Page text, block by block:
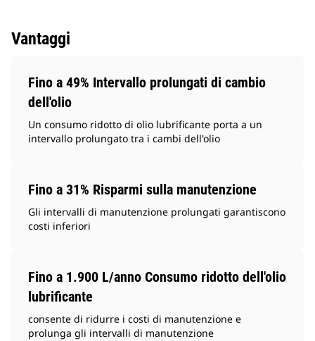
Vantaggi
Fino a 49% Intervallo prolungati di cambio
dell'olio
Un consumo ridotto di olio lubrificante porta a un
intervallo prolungato tra i cambi dell'olio
Fino a 31% Risparmi sulla manutenzione
Gli intervalli di manutenzione prolungati garantiscono
costi inferiori
Fino a 1.900 L/anno Consumo ridotto dell'olio
lubrificante
consente di ridurre i costi di manutenzione e
prolunga gli intervalli di manutenzione